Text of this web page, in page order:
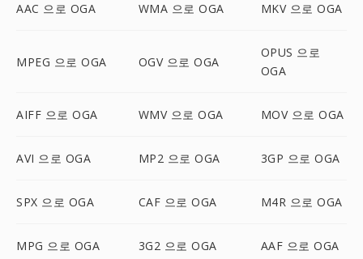
AAC 으로 OGA WMA 으로 OGA MKV 으로 OGA
MPEG 으로 OGA OGV 으로 OGA
OPUS 으로
OGA
AIFF 으로 OGA WMV 으로 OGA MOV 으로 OGA
AVI 으로 OGA MP2 으로 OGA 3GP 으로 OGA
SPX 으로 OGA CAF 으로 OGA M4R 으로 OGA
MPG 으로 OGA 3G2 으로 OGA AAF 으로 OGA